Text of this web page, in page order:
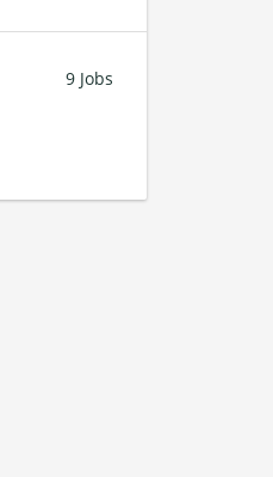
9 Jobs